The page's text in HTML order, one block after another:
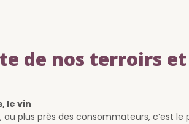
de nos terroirs
le vin
plus près des consommateurs, c’est le